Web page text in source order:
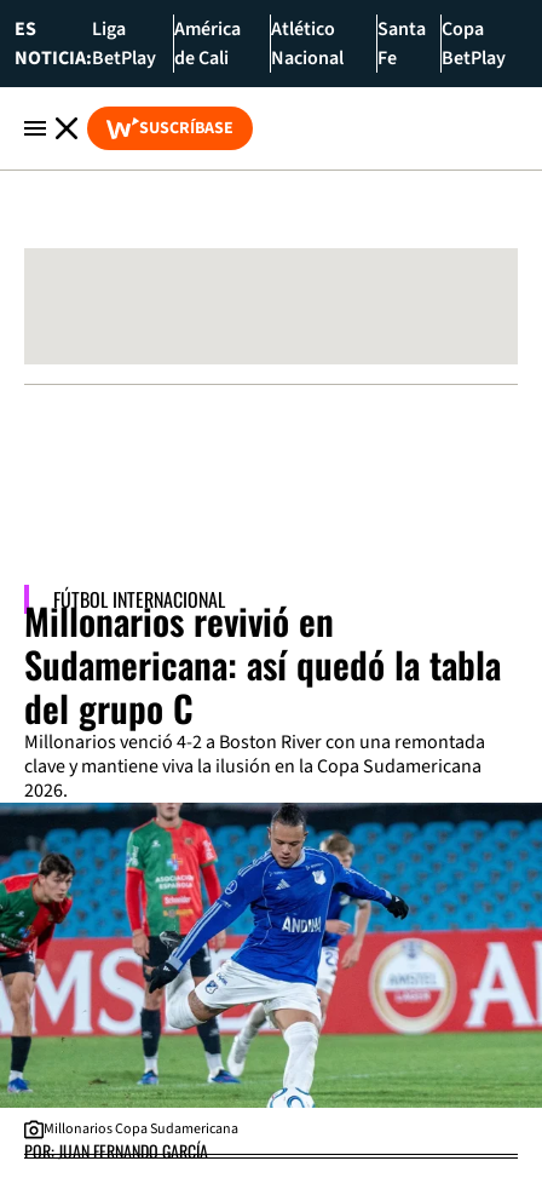
ES
NOTICIA:
Liga
BetPlay
América
de Cali
Atlético
Nacional
Santa
Fe
Copa
BetPlay
SUSCRÍBASE
FÚTBOL INTERNACIONAL
Millonarios revivió en
Sudamericana: así quedó la tabla
del grupo C
Millonarios venció 4-2 a Boston River con una remontada
clave y mantiene viva la ilusión en la Copa Sudamericana
2026.
Millonarios Copa Sudamericana
POR: JUAN FERNANDO GARCÍA